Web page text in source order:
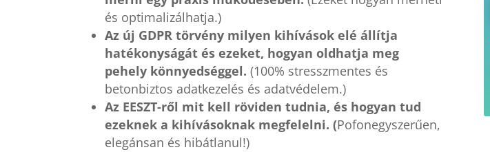
és optimalizálhatja.)
Az új GDPR törvény milyen kihívások elé állítja
hatékonyságát és ezeket, hogyan oldhatja meg
pehely könnyedséggel.(100% stresszmentes és
betonbiztos adatkezelés és adatvédelem.)
Az EESZT-ről mit kell röviden tudnia, és hogyan tud
ezeknek a kihívásoknak megfelelni. (Pofonegyszerűen,
elegánsan és hibátlanul!)